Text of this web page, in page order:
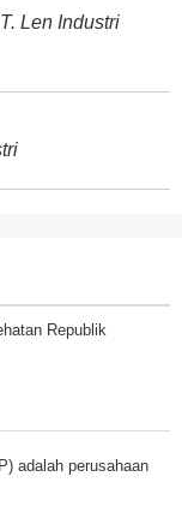
Len Industri
Republik
adalah perusahaan